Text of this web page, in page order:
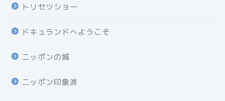
トリセツショー
ドキュランドへようこそ
ニッポンの城
ニッポン印象派